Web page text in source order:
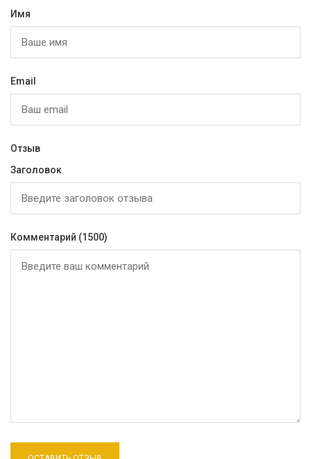
Имя
Email
Отзыв
Заголовок
Комментарий (1500)